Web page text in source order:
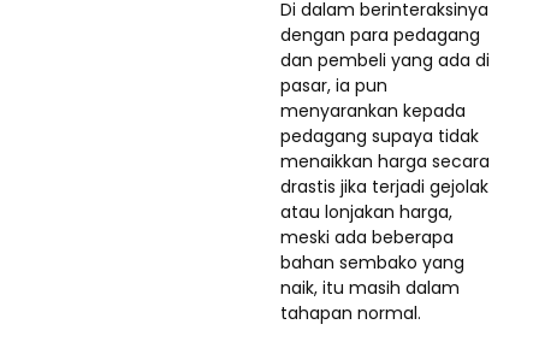
Di dalam berinteraksinya
dengan para pedagang
dan pembeli yang ada di
pasar, ia pun
menyarankan kepada
pedagang supaya tidak
menaikkan harga secara
drastis jika terjadi gejolak
atau lonjakan harga,
meski ada beberapa
bahan sembako yang
naik, itu masih dalam
tahapan normal.